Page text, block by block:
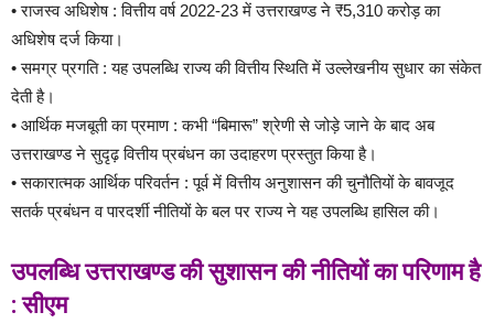
• राजस्व अधिशेष : वित्तीय वर्ष 2022-23 में उत्तराखण्ड ने ₹5,310 करोड़ का
अधिशेष दर्ज किया।
• समग्र प्रगति : यह उपलब्धि राज्य की वित्तीय स्थिति में उल्लेखनीय सुधार का संकेत
देती है।
• आर्थिक मजबूती का प्रमाण : कभी “बिमारू” श्रेणी से जोड़े जाने के बाद अब
उत्तराखण्ड ने सुदृढ़ वित्तीय प्रबंधन का उदाहरण प्रस्तुत किया है।
• सकारात्मक आर्थिक परिवर्तन : पूर्व में वित्तीय अनुशासन की चुनौतियों के बावजूद
सतर्क प्रबंधन व पारदर्शी नीतियों के बल पर राज्य ने यह उपलब्धि हासिल की।
उपलब्धि उत्तराखण्ड की सुशासन की नीतियों का परिणाम है
: सीएम